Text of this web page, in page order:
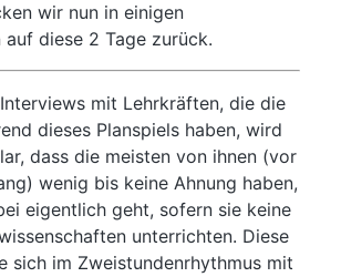
wir nun in einigen
auf diese 2 Tage zurück.
mit Lehrkräften, die die
dieses Planspiels haben, wird
dass die meisten von ihnen (vor
wenig bis keine Ahnung haben,
eigentlich geht, sofern sie keine
unterrichten. Diese
sich im Zweistundenrhythmus mit